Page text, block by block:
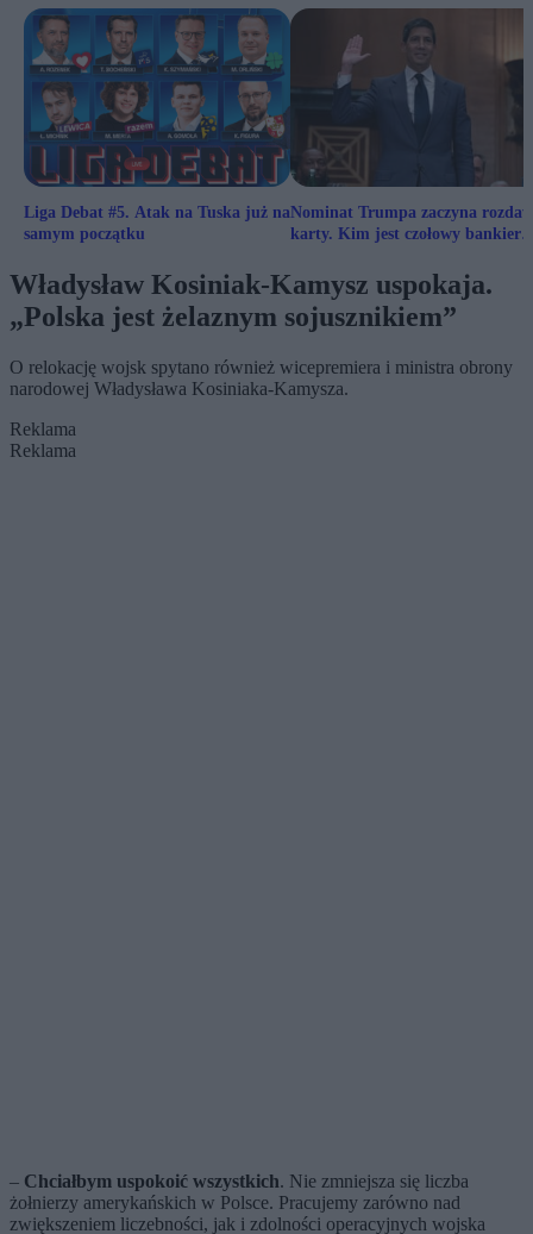
Liga Debat #5. Atak na Tuska już na
samym początku
Nominat Trumpa zaczyna
karty. Kim jest czołowy bankier
Władysław Kosiniak-Kamysz uspokaja.
„Polska jest żelaznym sojusznikiem”
O relokację wojsk spytano również wicepremiera i ministra obrony
narodowej Władysława Kosiniaka-Kamysza.
Reklama
Reklama
– Chciałbym uspokoić wszystkich. Nie zmniejsza się liczba
żołnierzy amerykańskich w Polsce. Pracujemy zarówno nad
zwiększeniem liczebności, jak i zdolności operacyjnych wojska